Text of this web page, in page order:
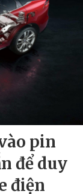
pin
để duy
điện